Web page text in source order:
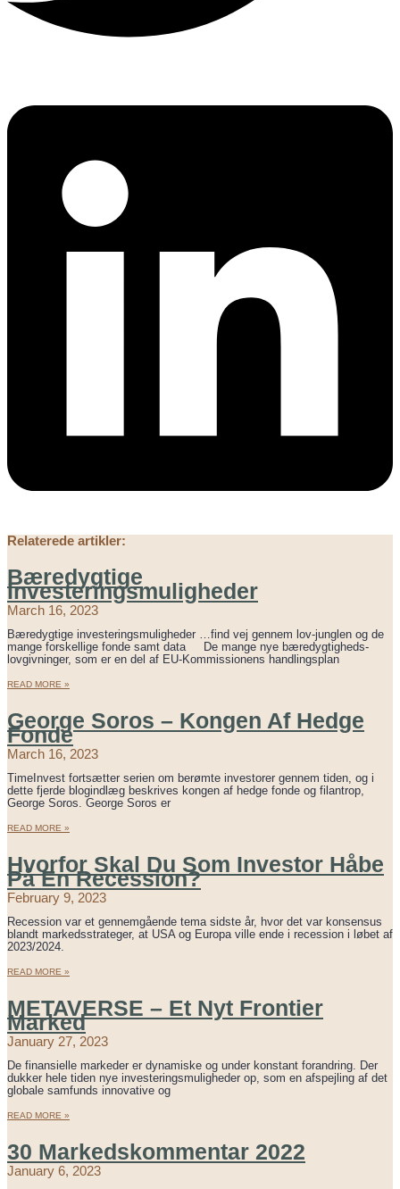
Relaterede artikler:
Bæredygtige
Investeringsmuligheder
March 16, 2023
Bæredygtige investeringsmuligheder …find vej gennem lov-junglen og de
mange forskellige fonde samt data De mange nye bæredygtigheds-
lovgivninger, som er en del af EU-Kommissionens handlingsplan
READ MORE »
George Soros – Kongen Af Hedge
Fonde
March 16, 2023
TimeInvest fortsætter serien om berømte investorer gennem tiden, og i
dette fjerde blogindlæg beskrives kongen af hedge fonde og filantrop,
George Soros. George Soros er
READ MORE »
Hvorfor Skal Du Som Investor Håbe
På En Recession?
February 9, 2023
Recession var et gennemgående tema sidste år, hvor det var konsensus
blandt markedsstrateger, at USA og Europa ville ende i recession i løbet af
2023/2024.
READ MORE »
METAVERSE – Et Nyt Frontier
Marked
January 27, 2023
De finansielle markeder er dynamiske og under konstant forandring. Der
dukker hele tiden nye investeringsmuligheder op, som en afspejling af det
globale samfunds innovative og
READ MORE »
30 Markedskommentar 2022
January 6, 2023